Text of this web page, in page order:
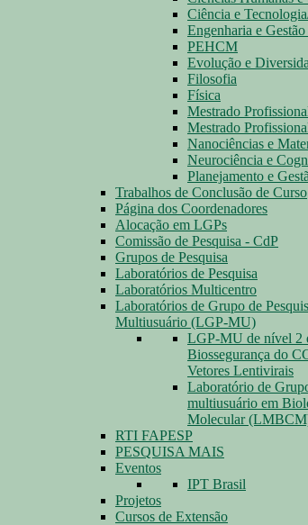
Ciência e
Engenharia e
PEHCM
Evolução e
Filosofia
Física
Mestrado
Mestrado
Nanociências e
Neurociência e
Planejamento e
Trabalhos de Conclusão de Curso
Página dos Coordenadores
Alocação em LGPs
Comissão de Pesquisa - CdP
Grupos de Pesquisa
Laboratórios de Pesquisa
Laboratórios Multicentro
Laboratórios de Grupo de
Multiusuário (LGP-MU)
LGP-MU de nível 2
Biossegurança do
Vetores Lentivirais
Laboratório de
multiusuário em
Molecular
RTI FAPESP
PESQUISA MAIS
Eventos
IPT Brasil
Projetos
Cursos de Extensão